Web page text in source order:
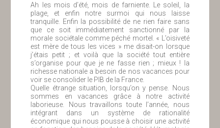
Ah les mois d’été, mois de farniente. Le soleil, la
plage, et enfin notre surmoi qui nous laisse
tranquille. Enfin la possibilité de ne rien faire sans
que ce soit immédiatement sanctionné par la
morale sociétale comme péché mortel. « L’oisiveté
est mère de tous les vices » me disait-on lorsque
j’étais petit ; et voilà que la société tout entière
s’organise pour que je ne fasse rien ; mieux ! la
richesse nationale a besoin de nos vacances pour
voir se consolider le PIB de la France.
Quelle étrange situation, lorsqu’on y pense. Nous
sommes en vacances grâce à notre activité
laborieuse. Nous travaillons toute l’année, nous
intégrant dans un système de rationalité
économique qui nous pousse à choisir une activité